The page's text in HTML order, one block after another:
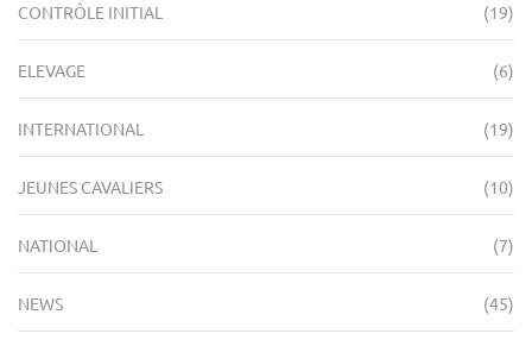
CONTRÔLE INITIAL (19)
ELEVAGE (6)
INTERNATIONAL (19)
JEUNES CAVALIERS (10)
NATIONAL (7)
NEWS (45)